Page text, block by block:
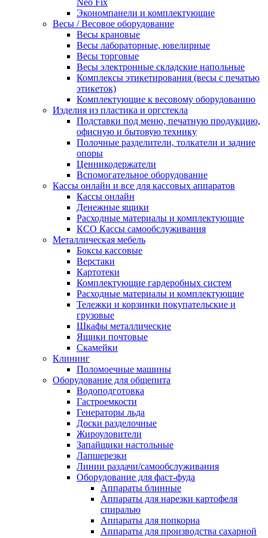
Neo Fix
Экономпанели и комплектующие
Весы / Весовое оборудование
Весы крановые
Весы лабораторные, ювелирные
Весы торговые
Весы электронные складские напольные
Комплексы этикетирования (весы с печатью
этикеток)
Комплектующие к весовому оборудованию
Изделия из пластика и оргстекла
Подставки под меню, печатную продукцию,
офисную и бытовую технику
Полочные разделители, толкатели и задние
опоры
Ценникодержатели
Вспомогательное оборудование
Кассы онлайн и все для кассовых аппаратов
Кассы онлайн
Денежные ящики
Расходные материалы и комплектующие
КСО Кассы самообслуживания
Металлическая мебель
Боксы кассовые
Верстаки
Картотеки
Комплектующие гардеробных систем
Расходные материалы и комплектующие
Тележки и корзинки покупательские и
грузовые
Шкафы металлические
Ящики почтовые
Скамейки
Клининг
Поломоечные машины
Оборудование для общепита
Водоподготовка
Гастроемкости
Генераторы льда
Доски разделочные
Жироуловители
Запайщики настольные
Лапшерезки
Линии раздачи/самообслуживания
Оборудование для фаст-фуда
Аппараты блинные
Аппараты для нарезки картофеля
спиралью
Аппараты для попкорна
Аппараты для производства сахарной